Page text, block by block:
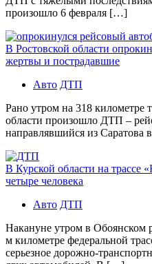
произошло 6 февраля […]
В Ростовской области
жертвы и пострадавшие
Авто ДТП
Рано утром на 318 километре
области произошло ДТП –
направлявшийся из Саратова
В Курской области на трассе
четыре человека
Авто ДТП
Накануне утром в Обоянском
м километре федеральной
серьезное дорожно-